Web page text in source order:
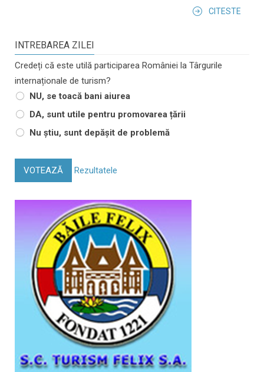
CITESTE
INTREBAREA ZILEI
Credeți că este utilă participarea României la Târgurile
internaționale de turism?
NU, se toacă bani aiurea
DA, sunt utile pentru promovarea țării
Nu știu, sunt depășit de problemă
VOTEAZĂ Rezultatele